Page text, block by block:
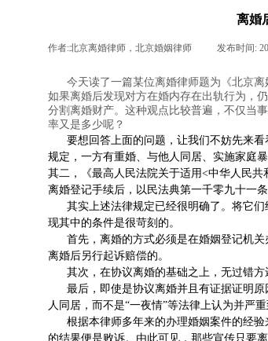
离婚
作者:北京离婚律师，北京婚姻律师 发布时间:
今天读了一篇某位离婚律师题为《北京
如果离婚后发现对方在婚内存在出轨行为，
分割离婚财产。这种观点比较普遍，不仅当
率又是多少呢？
要想回答上面的问题，让我们不妨先来
规定，一方有重婚、与他人同居、实施家庭
其二，《最高人民法院关于适用<中华人民
离婚登记手续后，以民法典第一千零九十一
其实上述法律规定已经很明确了。将它
现其中的条件是很苛刻的。
首先，离婚的方式必须是在婚姻登记机
离婚后另行起诉赔偿的。
其次，在协议离婚的基础之上，无过错
最后，即使是协议离婚并且有证据证明
人同居，而不是“一夜情”等法律上认为并严
根据本律师多年来的办理婚姻案件的经
的结果便是败诉。由此可见，那些宣传只要